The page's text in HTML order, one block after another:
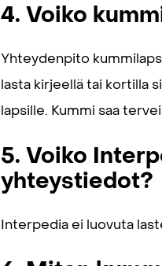
4. Voiko
Yhteydenpito
lasta kirjeellä tai kortilla
lapsille. Kummi saa
5. Voiko
yhteystiedot?
Interpedia ei luovuta